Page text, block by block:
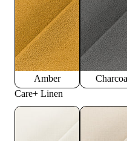
Amber
Care+ Linen